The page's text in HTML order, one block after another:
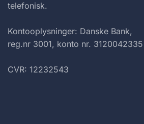
telefonisk.
Kontooplysninger: Danske Bank,
reg.nr 3001, konto nr. 3120042335
CVR: 12232543